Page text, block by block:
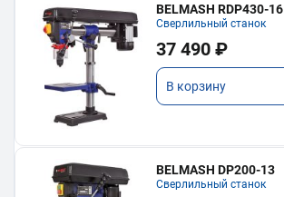
BELMASH RDP430-16
Сверлильный станок
37 490 ₽
В корзину
BELMASH DP200-13
Сверлильный станок